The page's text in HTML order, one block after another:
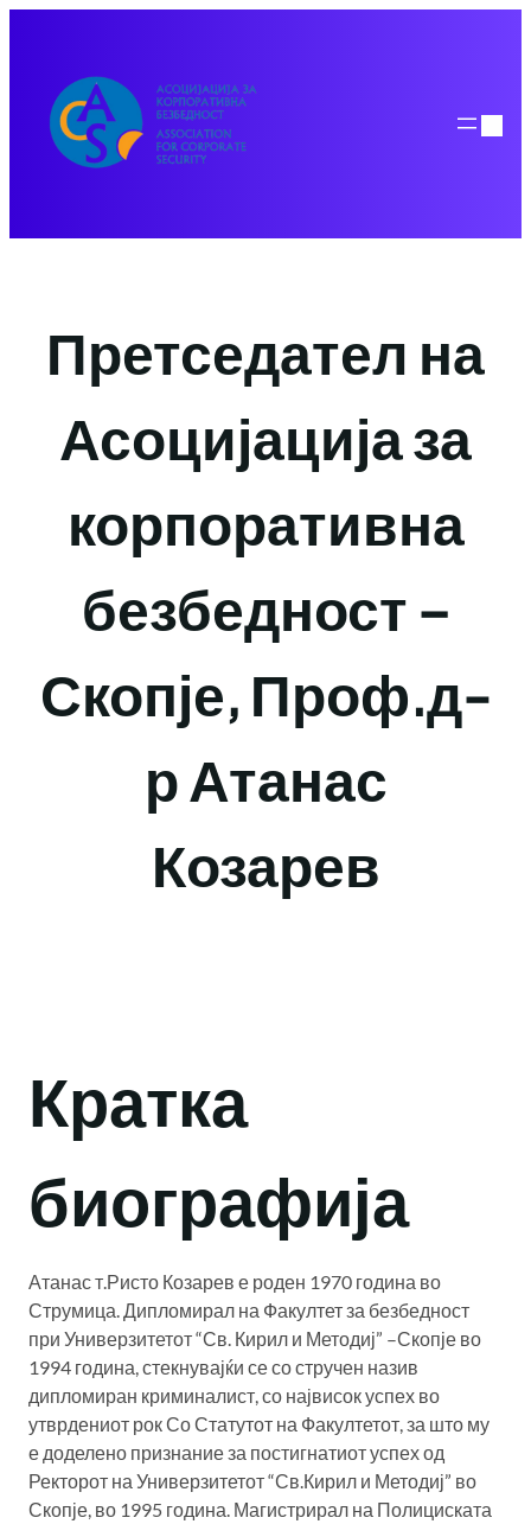
content
Претседател на
Асоцијација за
корпоративна
безбедност –
Скопје, Проф.д-
р Атанас
Козарев
Кратка
биографија
Атанас т.Ристо Козарев е роден 1970 година во
Струмица. Дипломирал на Факултет за безбедност
при Универзитетот “Св. Кирил и Методиј” –Скопје во
1994 година, стекнувајќи се со стручен назив
дипломиран криминалист, со највисок успех во
утврдениот рок Со Статутот на Факултетот, за што му
е доделено признание за постигнатиот успех од
Ректорот на Универзитетот “Св.Кирил и Методиј” во
Скопје, во 1995 година. Магистрирал на Полициската